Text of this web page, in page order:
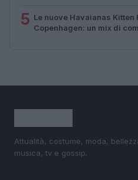
5 Le nuove Havaianas Kitten
Copenhagen: un mix di
Attualità, costume, moda,
musica, tv e gossip.